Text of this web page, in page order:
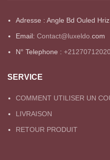
Adresse : Angle Bd Ouled
Email: Contact@luxeldo.com
N° Telephone :
SERVICE
COMMENT UTILISER UN
LIVRAISON
RETOUR PRODUIT